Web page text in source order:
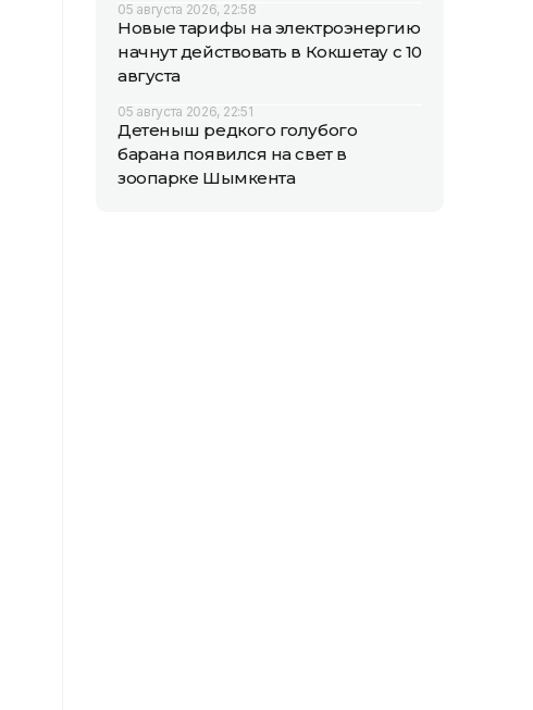
05 августа 2026, 22:58
Новые тарифы на электроэнергию
начнут действовать в Кокшетау с 10
августа
05 августа 2026, 22:51
Детеныш редкого голубого
барана появился на свет в
зоопарке Шымкента